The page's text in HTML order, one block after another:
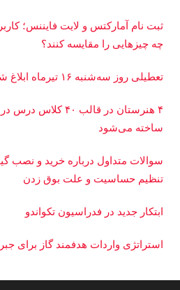
ثبت نام آمارکتس و لایت فایننس؛
چه چیزهایی را مقایسه کنند؟
تعطیلی روز سه‌شنبه ۱۶ تیرماه ابلاغ شد
۴ هنرستان در قالب ۴۰
ساخته می‌شود
سوالات متداول درباره خرید و نصب
تنظیم حساسیت و علت بوق زدن
ابتکار جدید در فدراسیون تکواندو
استراتژی واردات هدفمند گاز برای